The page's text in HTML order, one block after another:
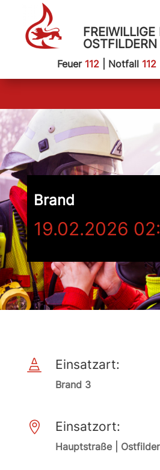
FREIWILLIGE
OSTFILDERN
Feuer 112| Notfall 112
Brand
19.02.2026
 Einsatzart:
Brand 3
 Einsatzort:
Hauptstraße |